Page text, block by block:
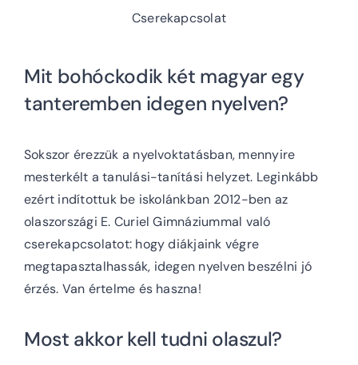
Cserekapcsolat
Mit bohóckodik két magyar egy
tanteremben idegen nyelven?
Sokszor érezzük a nyelvoktatásban, mennyire
mesterkélt a tanulási-tanítási helyzet. Leginkább
ezért indítottuk be iskolánkban 2012-ben az
olaszországi E. Curiel Gimnáziummal való
cserekapcsolatot: hogy diákjaink végre
megtapasztalhassák, idegen nyelven beszélni jó
érzés. Van értelme és haszna!
Most akkor kell tudni olaszul?